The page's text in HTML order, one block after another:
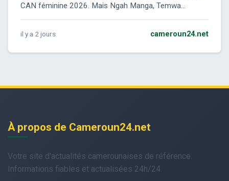
CAN féminine 2026. Mais Ngah Manga, Temwa...
il y a 2 jours cameroun24.net
À propos de Cameroun24.net
Votre site d'actualités camerounaises de référence.
Informations fiables et actualisées 24h/24.